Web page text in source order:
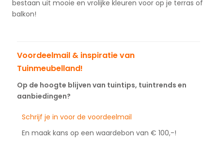
bestaan uit mooie en vrolijke kleuren voor op je terras of
balkon!
Voordeelmail & inspiratie van
Tuinmeubelland!
Op de hoogte blijven van tuintips, tuintrends en
aanbiedingen?
Schrijf je in voor de voordeelmail
En maak kans op een waardebon van € 100,-!